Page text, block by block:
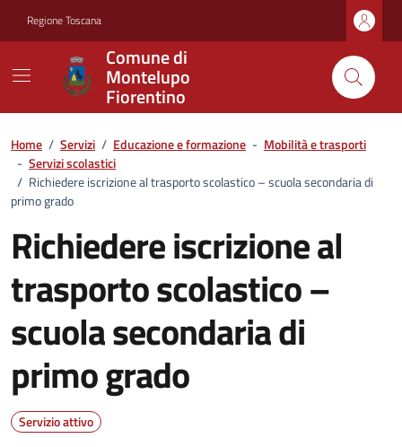
Regione Toscana
Comune di
Montelupo
Fiorentino
Home / Servizi / Educazione e formazione - Mobilità e trasporti
- Servizi scolastici
/ Richiedere iscrizione al trasporto scolastico – scuola secondaria di
primo grado
Richiedere iscrizione al
trasporto scolastico –
scuola secondaria di
primo grado
Servizio attivo